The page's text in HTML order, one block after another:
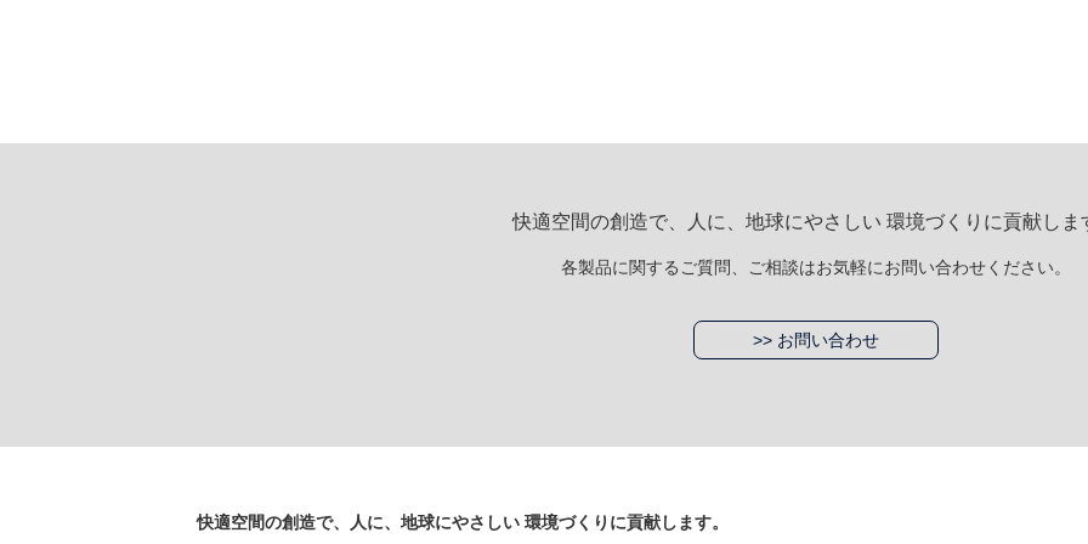
快適空間の創造で、人に、地球にやさしい 環境づくりに貢献しま
各製品に関するご質問、ご相談はお気軽にお問い合わせください。
>> お問い合わせ
快適空間の創造で、人に、地球にやさしい 環境づくりに貢献します。